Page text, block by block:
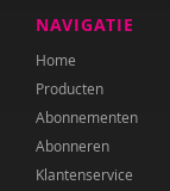
NAVIGATIE
Home
Producten
Abonnementen
Abonneren
Klantenservice